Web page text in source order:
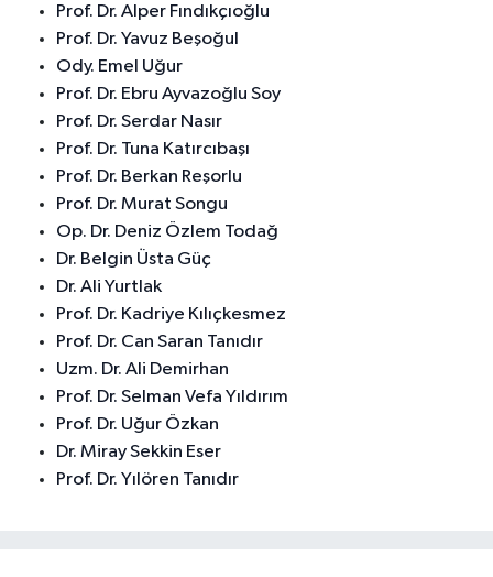
Prof. Dr. Alper Fındıkçıoğlu
Prof. Dr. Yavuz Beşoğul
Ody. Emel Uğur
Prof. Dr. Ebru Ayvazoğlu Soy
Prof. Dr. Serdar Nasır
Prof. Dr. Tuna Katırcıbaşı
Prof. Dr. Berkan Reşorlu
Prof. Dr. Murat Songu
Op. Dr. Deniz Özlem Todağ
Dr. Belgin Üsta Güç
Dr. Ali Yurtlak
Prof. Dr. Kadriye Kılıçkesmez
Prof. Dr. Can Saran Tanıdır
Uzm. Dr. Ali Demirhan
Prof. Dr. Selman Vefa Yıldırım
Prof. Dr. Uğur Özkan
Dr. Miray Sekkin Eser
Prof. Dr. Yılören Tanıdır